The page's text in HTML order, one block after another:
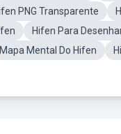
PNG Transparente
Hifen Para
Mapa Mental Do Hifen